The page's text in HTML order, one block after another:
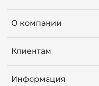
О компании
Клиентам
Информация